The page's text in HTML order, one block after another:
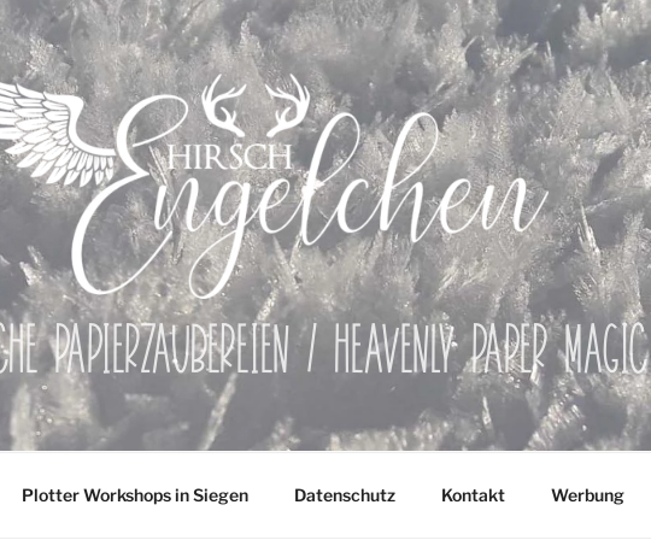
Papierzaubereien / Heavenly Paper Magic
Plotter Workshops in Siegen Datenschutz Kontakt Werbung